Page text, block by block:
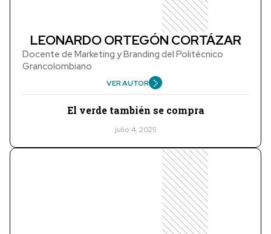
LEONARDO ORTEGÓN CORTÁZAR
Docente de Marketing y Branding del Politécnico
Grancolombiano
VER AUTOR
El verde también se compra
julio 4, 2025